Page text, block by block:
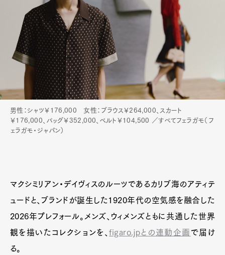
Art&DesignWatchFashion
GourmetCars
ProductCulture
Pen Membership
Magazine
Official Columnist
Pen Meet
男性：シャツ￥176,000 女性：ブラウス￥264,000、スカート
￥176,000、バッグ￥352,000、ベルト￥104,500 ／すべてフェラガモ（フ
ェラガモ・ジャパン）
マクシミリアン・デイヴィスのルーツであるカリブ海のアティテ
ュードと、ブランドが誕生した1920年代の空気感を融合した
2026年プレフォール。メンズ、ウィメンズともに共通した世界
観を描いたコレクションを、figaro.jpとの連動企画 で届け
る。